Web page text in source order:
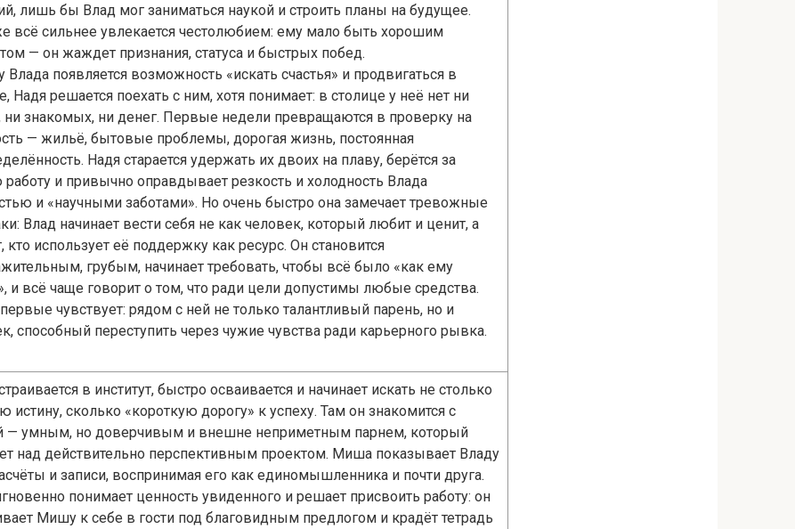
лишь бы Влад мог заниматься наукой и строить планы на будущее.
всё сильнее увлекается честолюбием: ему мало быть хорошим
— он жаждет признания, статуса и быстрых побед.
Влада появляется возможность «искать счастья» и продвигаться в
Надя решается поехать с ним, хотя понимает: в столице у неё нет ни
знакомых, ни денег. Первые недели превращаются в проверку на
— жильё, бытовые проблемы, дорогая жизнь, постоянная
Надя старается удержать их двоих на плаву, берётся за
и привычно оправдывает резкость и холодность Влада
и «научными заботами». Но очень быстро она замечает тревожные
Влад начинает вести себя не как человек, который любит и ценит, а
кто использует её поддержку как ресурс. Он становится
грубым, начинает требовать, чтобы всё было «как ему
и всё чаще говорит о том, что ради цели допустимы любые средства.
чувствует: рядом с ней не только талантливый парень, но и
способный переступить через чужие чувства ради карьерного рывка.
в институт, быстро осваивается и начинает искать не столько
истину, сколько «короткую дорогу» к успеху. Там он знакомится с
умным, но доверчивым и внешне неприметным парнем, который
над действительно перспективным проектом. Миша показывает Владу
и записи, воспринимая его как единомышленника и почти друга.
понимает ценность увиденного и решает присвоить работу: он
Мишу к себе в гости под благовидным предлогом и крадёт тетрадь